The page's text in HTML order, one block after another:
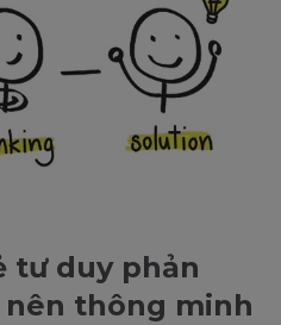
tư duy phản
thông minh